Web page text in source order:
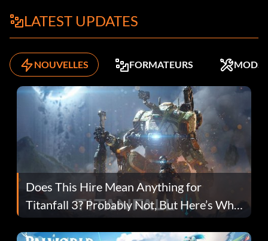
LATEST UPDATES
NOUVELLES FORMATEURS MODS
Does This Hire Mean Anything for
Titanfall 3? Probably Not, But Here’s Why
Fans Are Hopeful